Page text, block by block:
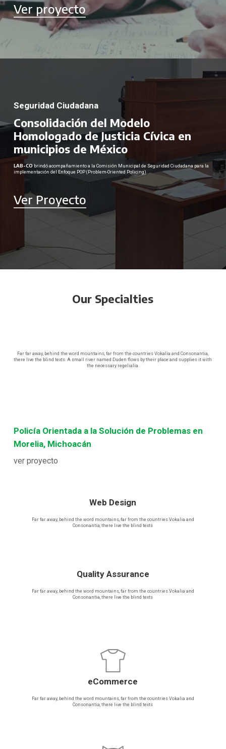
Ver proyecto
Seguridad Ciudadana
Consolidación del Modelo
Homologado de Justicia Cívica en
municipios de México
LAB-CObrindó acompañamiento a la Comisión Municipal de Seguridad Ciudadana para la
implementación del Enfoque POP (Problem-Oriented Policing).
Ver Proyecto
Our Specialties
Far far away, behind the word mountains, far from the countries Vokalia and Consonantia,
there live the blind texts. A small river named Duden flows by their place and supplies it with
the necessary regelialia.
Policía Orientada a la Solución de Problemas en
Morelia, Michoacán
ver proyecto
Web Design
Far far away, behind the word mountains, far from the countries Vokalia and
Consonantia, there live the blind texts
Quality Assurance
Far far away, behind the word mountains, far from the countries Vokalia and
Consonantia, there live the blind texts
eCommerce
Far far away, behind the word mountains, far from the countries Vokalia and
Consonantia, there live the blind texts